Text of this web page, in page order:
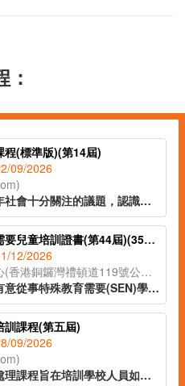
程(標準版)(第14屆)
09/2026
精神健康是近年社會十分關注的議題，認識精神健康急救知識，能夠助人自助，有效提升大眾的精神健康狀態。課程旨在教導學員如何辨識身邊人的精神健康問題、如何展開介入工作(ALGEE)，以及如何協助當事人運用社區資源，為受情緒或精神困擾的人士提供支援。
支援特殊教育需要兒童培訓證書(第44屆)(35C154698)
12/2026
@持續進修中心(香港銅鑼灣禮頓道119號公理堂大樓21-23樓)
課程為現職或有意從事特殊教育需要(SEN)學齡兒童教育工作人士及家長而設，旨在培訓學員認識自閉症譜系障礙、專注力不足/過度活躍症(ADHD)及特殊學習障礙(包括讀寫障礙)學齡兒童的特徵、發展和學習需要，了解SEN兒童的識別方法及診斷準則。課程重點教授SEN兒童的訓練技巧及教學策略，設有SEN訓練活動的實務練習，讓學員掌握介入SEN學齡兒童個案的方法，為SEN兒童作出適切的支援。
訓課程(第五屆)
09/2026
香港學校危機處理課程旨在培訓學校人員如老師、社工及輔導員，在校園危機發生時的應對和處理能力。課程的目標是提供有效的工具和策略，內容涵蓋危機管理、評估、預防等技巧，務求讓相關人員能在學校面臨各種危機時作出適當的反應，保護學生和學校的安全。